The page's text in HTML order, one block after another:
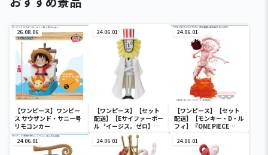
26.08.06
【ワンピース】ワンピー
ス サウザンド・サニー号
リモコンカー
24.06.01
【ワンピース】【セット
配送】【Eサイファーポー
ル〝イージス〟ゼロ】ワ
ンピース ワールドコレク
タブルフィギュア-ワノ国
鬼ヶ島編7-
24.06.01
【ワンピース】【セット
配送】【モンキー・D・ル
フィ】『ONE PIECE
MONKEY.D.LUFFY-
24.06.01 24.06.01 24.06.01